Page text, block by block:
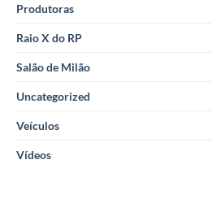
Produtoras
Raio X do RP
Salão de Milão
Uncategorized
Veículos
Vídeos